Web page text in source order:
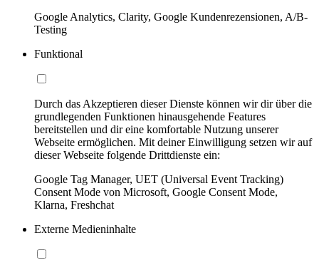
Google Analytics, Clarity, Google Kundenrezensionen, A/B-
Testing
Funktional
Durch das Akzeptieren dieser Dienste können wir dir über die
grundlegenden Funktionen hinausgehende Features
bereitstellen und dir eine komfortable Nutzung unserer
Webseite ermöglichen. Mit deiner Einwilligung setzen wir auf
dieser Webseite folgende Drittdienste ein:
Google Tag Manager, UET (Universal Event Tracking)
Consent Mode von Microsoft, Google Consent Mode,
Klarna, Freshchat
Externe Medieninhalte